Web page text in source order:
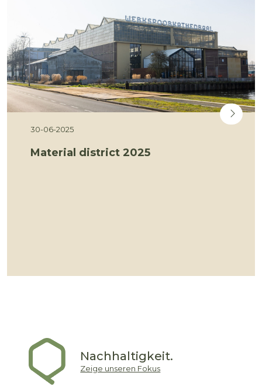
30-06-2025
Material district 2025
Nachhaltigkeit.
Zeige unseren Fokus